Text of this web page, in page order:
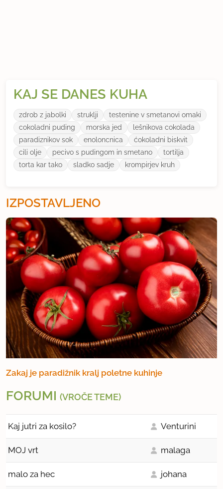
KAJ SE DANES KUHA
zdrob z jabolki struklji
testenine v smetanovi omaki
cokoladni puding
morska jed
lešnikova cokolada
paradiznikov sok
enoloncnica
ćokoladni biskvit
cili olje
pecivo s pudingom in smetano
tortilja
torta kar tako
sladko sadje krompirjev kruh
IZPOSTAVLJENO
Zakaj je paradižnik kralj poletne kuhinje
FORUMI (VROČE TEME)
Kaj jutri za kosilo? Venturini
MOJ vrt malaga
malo za hec johana